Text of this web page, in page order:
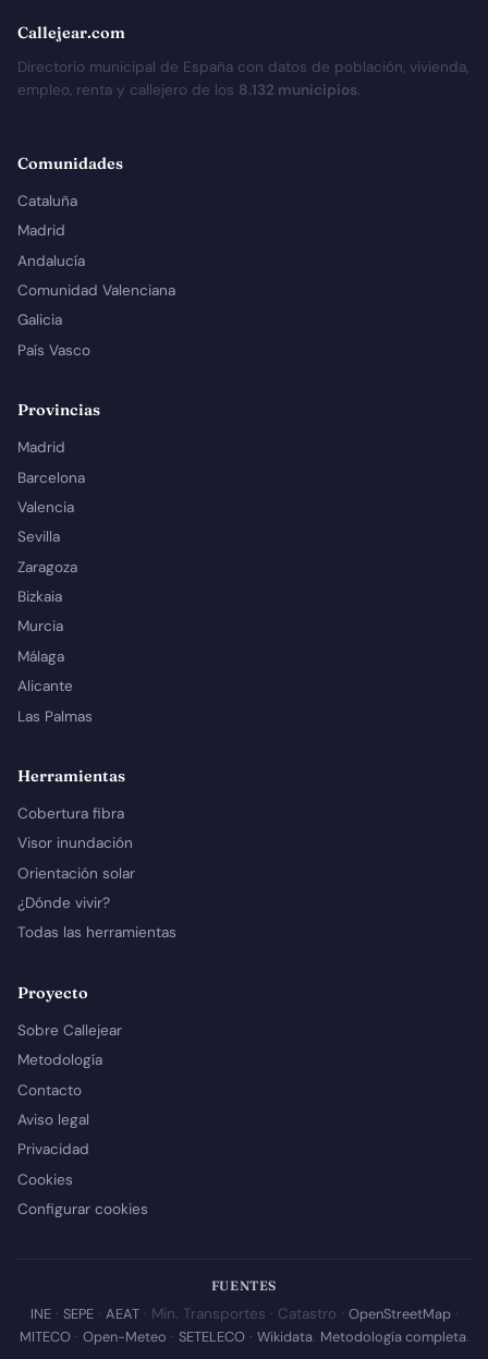
Callejear.com
Directorio municipal de España con datos de población, vivienda,
empleo, renta y callejero de los 8.132 municipios.
Comunidades
Cataluña
Madrid
Andalucía
Comunidad Valenciana
Galicia
País Vasco
Provincias
Madrid
Barcelona
Valencia
Sevilla
Zaragoza
Bizkaia
Murcia
Málaga
Alicante
Las Palmas
Herramientas
Cobertura fibra
Visor inundación
Orientación solar
¿Dónde vivir?
Todas las herramientas
Proyecto
Sobre Callejear
Metodología
Contacto
Aviso legal
Privacidad
Cookies
Configurar cookies
FUENTES
INE· SEPE· AEAT· Min. Transportes · Catastro · OpenStreetMap·
MITECO· Open-Meteo · SETELECO· Wikidata. Metodología completa.